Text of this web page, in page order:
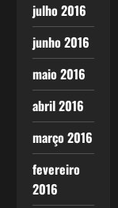
julho 2016
junho 2016
maio 2016
abril 2016
março 2016
fevereiro
2016